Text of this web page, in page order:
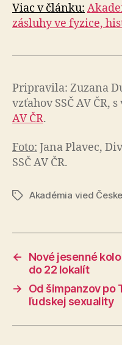
Viac v článku:
zásluhy ve fyzice,
Pripravila: Zuzana
vzťahov SSČ AV ČR,
AV ČR.
Foto: Jana Plavec,
SSČ AV ČR.
ZnačkyAkadémia vied
←
Nové jesenné
do 22 lokalít
→
Od šimpanzov po
ľudskej sexuality